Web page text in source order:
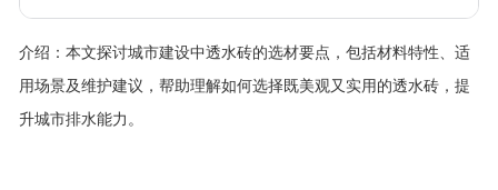
介绍： 本文探讨城市建设中透水砖的选材要点，包括材料特性、适
用场景及维护建议，帮助理解如何选择既美观又实用的透水砖，提
升城市排水能力。